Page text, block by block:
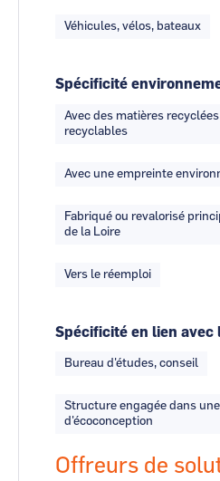
Véhicules, vélos, bateaux
Spécificité
Avec des matières
recyclables
Avec une empreinte
Fabriqué ou revalorisé
de la Loire
Vers le réemploi
Spécificité en lien
Bureau d'études, conseil
Structure engagée dans
d'écoconception
Offreurs de